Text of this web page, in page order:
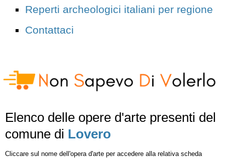
Reperti archeologici italiani per regione
Contattaci
Elenco delle opere d'arte presenti del
comune di Lovero
Cliccare sul nome dell'opera d'arte per accedere alla relativa scheda